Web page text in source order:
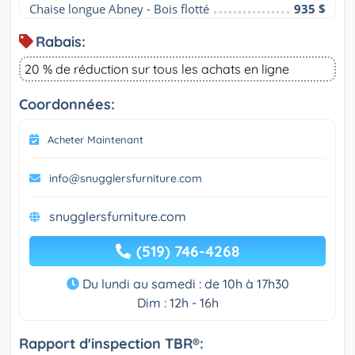
Chaise longue Abney - Bois flotté
935 $
Rabais:
20 % de réduction sur tous les achats en ligne
Coordonnées:
Acheter Maintenant
info@snugglersfurniture.com
snugglersfurniture.com
(519) 746-4268
Du lundi au samedi : de 10h à 17h30
Dim : 12h - 16h
Rapport d'inspection TBR®: